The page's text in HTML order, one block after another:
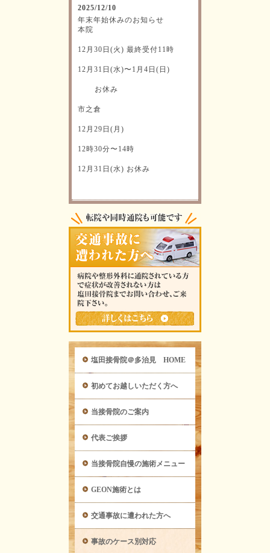
2025/12/10
年末年始休みのお知らせ
本院
12月30日(火) 最終受付11時
12月31日(水)〜1月4日(日)
お休み
市之倉
12月29日(月)
12時30分〜14時
12月31日(水) お休み
塩田接骨院＠多治見 HOME
初めてお越しいただく方へ
当接骨院のご案内
代表ご挨拶
当接骨院自慢の施術メニュー
GEON施術とは
交通事故に遭われた方へ
事故のケース別対応